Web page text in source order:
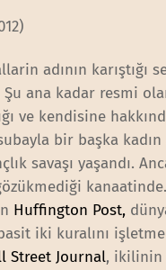
adının karıştığı
ana kadar resmi
ve kendisine
bir başka
savaşı yaşandı.
Huffington Post,
iki kuralını
Street Journal, ikilinin